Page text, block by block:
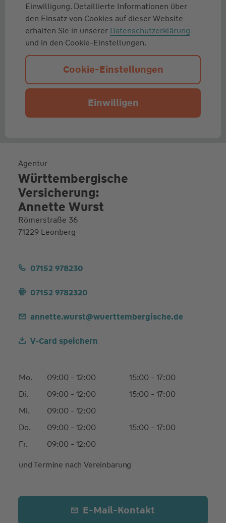
Einwilligung. Detaillierte Informationen über
den Einsatz von Cookies auf dieser Website
erhalten Sie in unserer Datenschutzerklärung
und in den Cookie-Einstellungen.
Cookie-Einstellungen
Einwilligen
Agentur
Württembergische
Versicherung:
Annette Wurst
Römerstraße 36
71229 Leonberg
07152 978230
07152 9782320
annette.wurst@wuerttembergische.de
V-Card speichern
Mo. 09:00 - 12:00
15:00 - 17:00
Di.
09:00 - 12:00
15:00 - 17:00
Mi.
09:00 - 12:00
Do.
09:00 - 12:00
15:00 - 17:00
Fr.
09:00 - 12:00
und Termine nach Vereinbarung
E-Mail-Kontakt